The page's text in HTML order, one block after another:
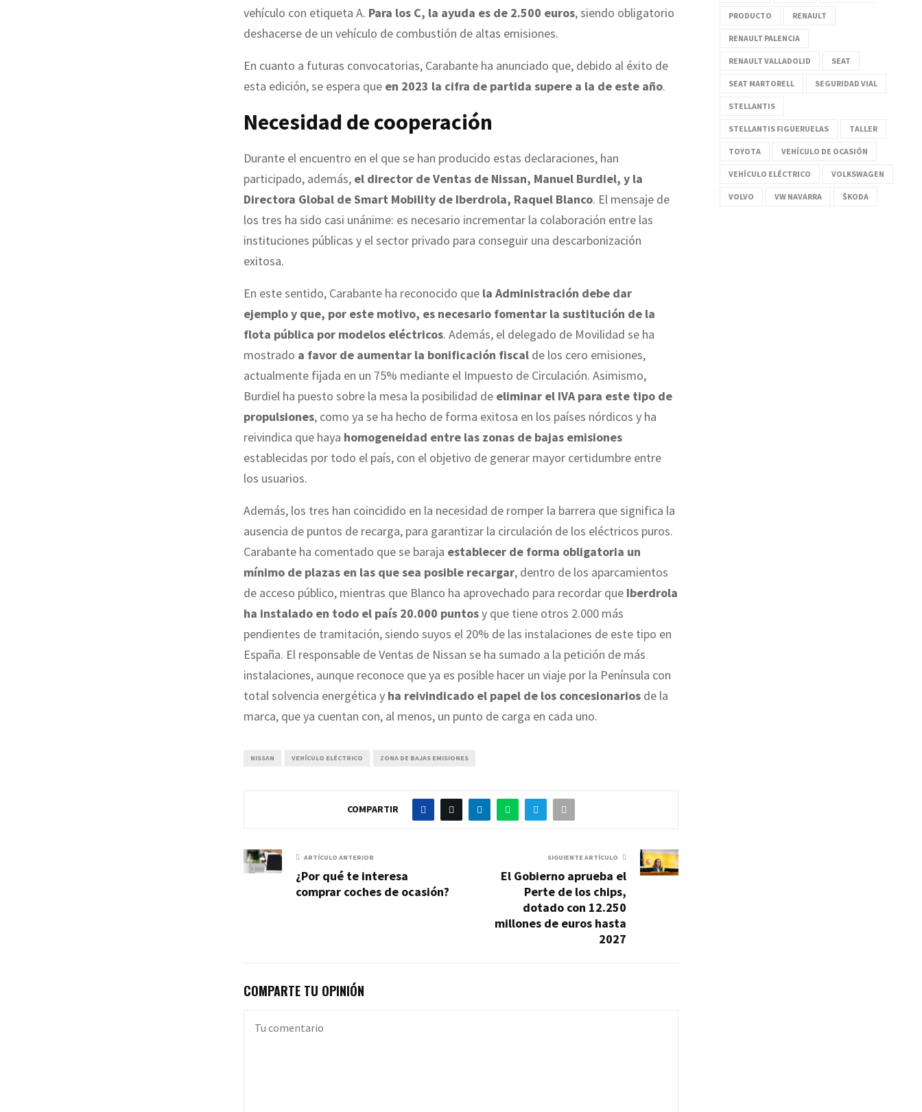
vehículo con etiqueta A. Para los C, la ayuda es de 2.500 euros, siendo obligatorio
deshacerse de un vehículo de combustión de altas emisiones.
En cuanto a futuras convocatorias, Carabante ha anunciado que, debido al éxito de
esta edición, se espera que en 2023 la cifra de partida supere a la de este año.
Necesidad de cooperación
Durante el encuentro en el que se han producido estas declaraciones, han
participado, además, el director de Ventas de Nissan, Manuel Burdiel, y la
Directora Global de Smart Mobility de Iberdrola, Raquel Blanco. El mensaje de
los tres ha sido casi unánime: es necesario incrementar la colaboración entre las
instituciones públicas y el sector privado para conseguir una descarbonización
exitosa.
En este sentido, Carabante ha reconocido que la Administración debe dar
ejemplo y que, por este motivo, es necesario fomentar la sustitución de la
flota pública por modelos eléctricos. Además, el delegado de Movilidad se ha
mostrado a favor de aumentar la bonificación fiscal de los cero emisiones,
actualmente fijada en un 75% mediante el Impuesto de Circulación. Asimismo,
Burdiel ha puesto sobre la mesa la posibilidad de eliminar el IVA para este tipo de
propulsiones, como ya se ha hecho de forma exitosa en los países nórdicos y ha
reivindica que haya homogeneidad entre las zonas de bajas emisiones
establecidas por todo el país, con el objetivo de generar mayor certidumbre entre
los usuarios.
Además, los tres han coincidido en la necesidad de romper la barrera que significa la
ausencia de puntos de recarga, para garantizar la circulación de los eléctricos puros.
Carabante ha comentado que se baraja establecer de forma obligatoria un
mínimo de plazas en las que sea posible recargar, dentro de los aparcamientos
de acceso público, mientras que Blanco ha aprovechado para recordar que Iberdrola
ha instalado en todo el país 20.000 puntosy que tiene otros 2.000 más
pendientes de tramitación, siendo suyos el 20% de las instalaciones de este tipo en
España. El responsable de Ventas de Nissan se ha sumado a la petición de más
instalaciones, aunque reconoce que ya es posible hacer un viaje por la Península con
total solvencia energética y ha reivindicado el papel de los concesionarios de la
marca, que ya cuentan con, al menos, un punto de carga en cada uno.
NISSAN VEHÍCULO ELÉCTRICO ZONA DE BAJAS EMISIONES
COMPARTIR
ARTÍCULO ANTERIOR
¿Por qué te interesa
comprar coches de ocasión?
SIGUIENTE ARTÍCULO
El Gobierno aprueba el
Perte de los chips,
dotado con 12.250
millones de euros hasta
2027
COMPARTE TU OPINIÓN
PRODUCTO RENAULT
RENAULT PALENCIA
RENAULT VALLADOLID SEAT
SEAT MARTORELL SEGURIDAD VIAL
STELLANTIS
STELLANTIS FIGUERUELAS TALLER
TOYOTA VEHÍCULO DE OCASIÓN
VEHÍCULO ELÉCTRICO VOLKSWAGEN
VOLVO VW NAVARRA ŠKODA